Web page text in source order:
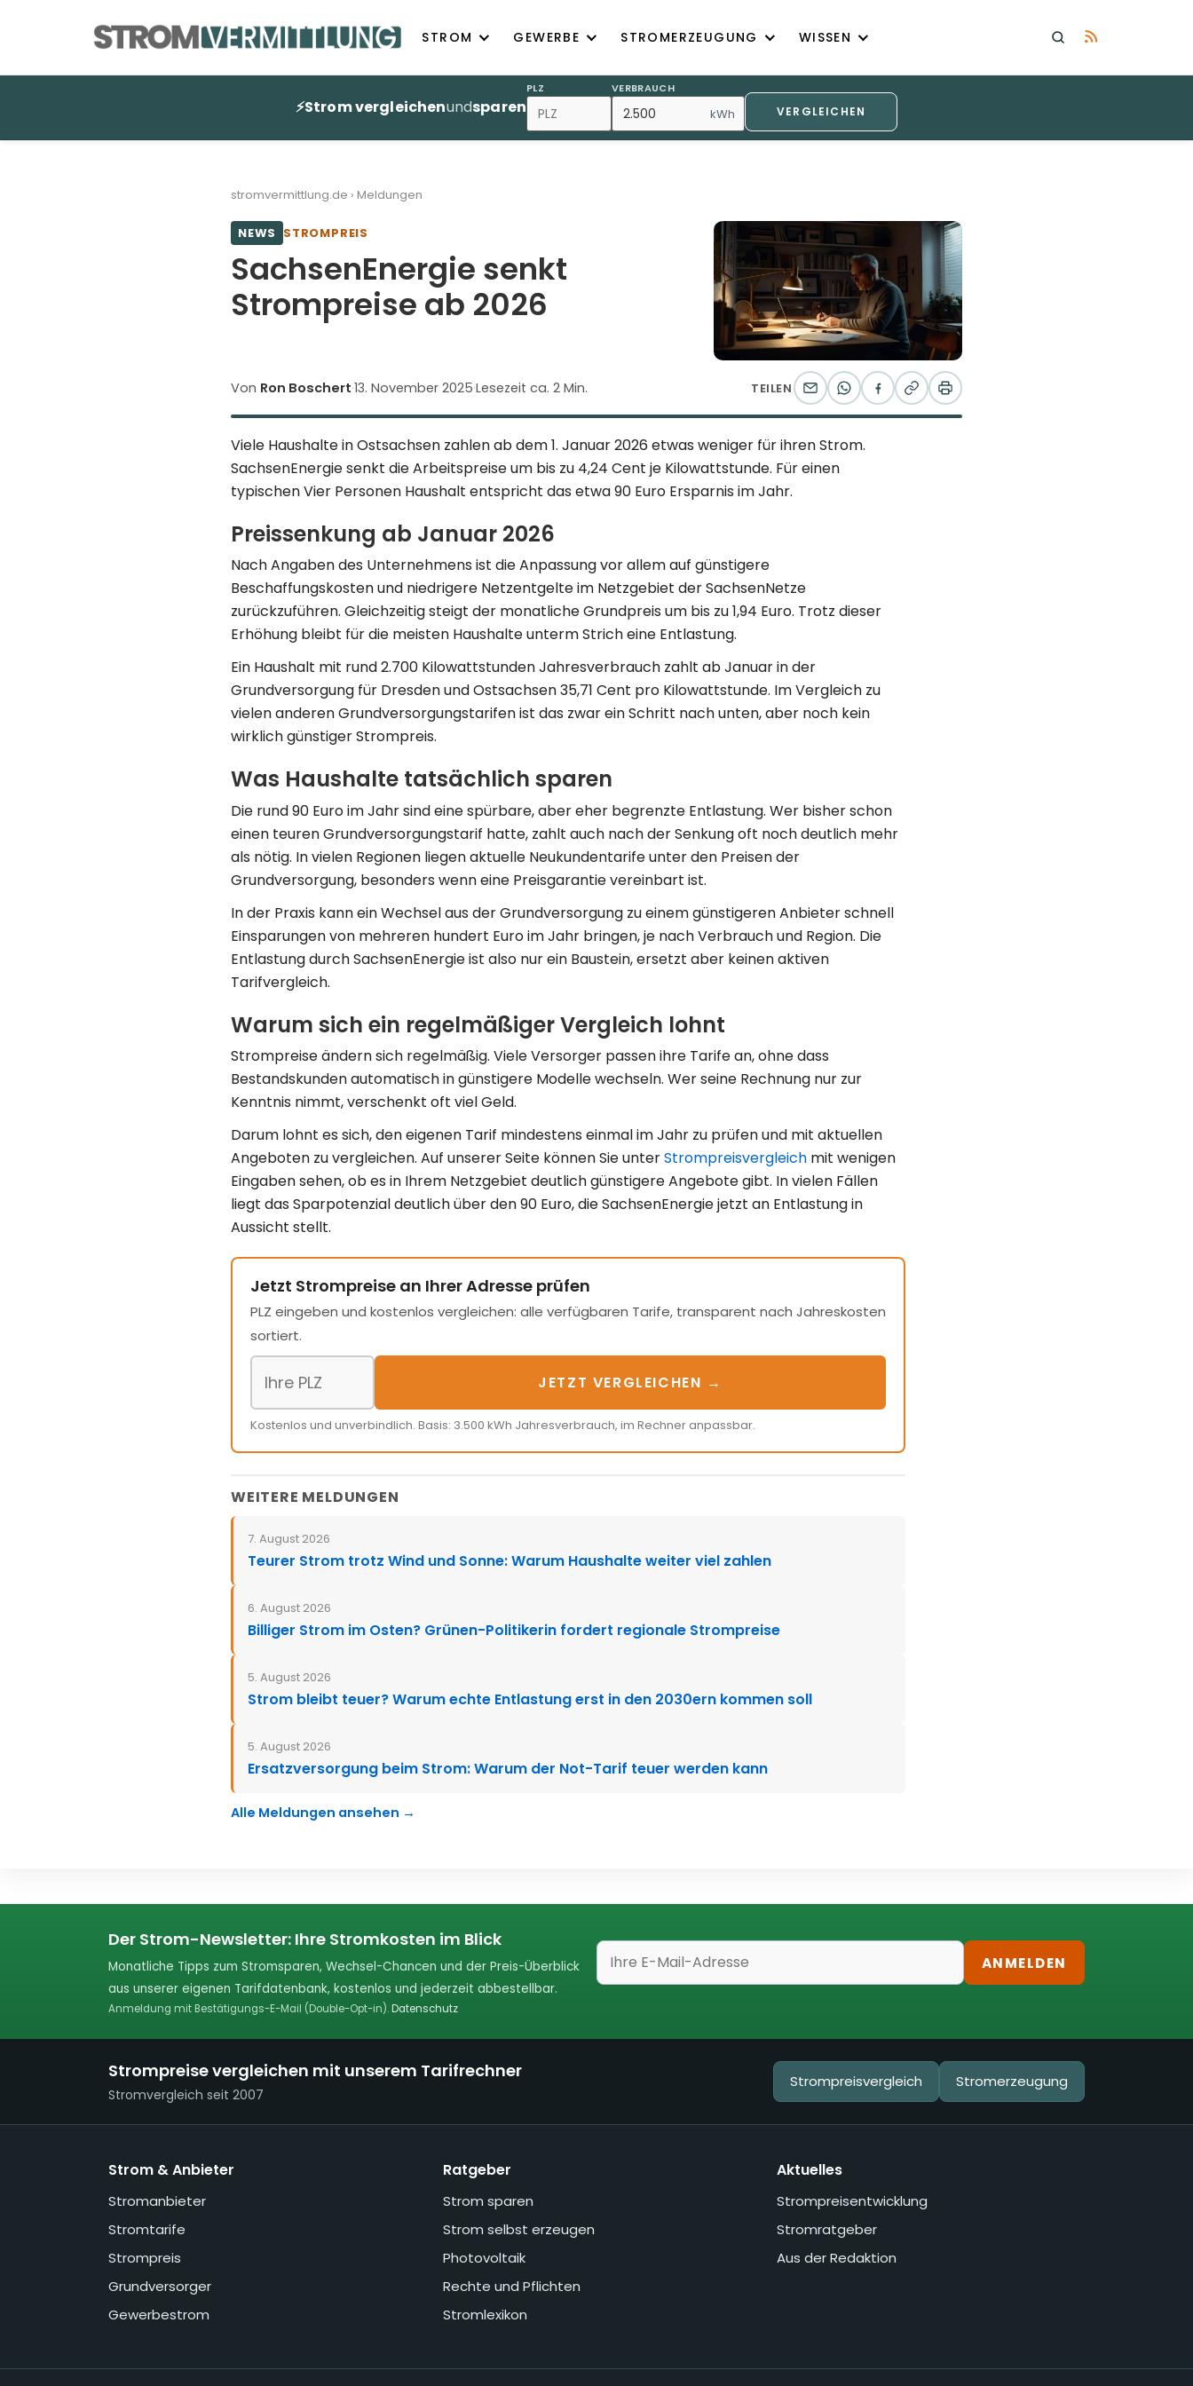
STROM GEWERBE STROMERZEUGUNG WISSEN
⚡Strom vergleichenundsparen
PLZ VERBRAUCH
kWh VERGLEICHEN
stromvermittlung.de › Meldungen
NEWS STROMPREIS
SachsenEnergie senkt
Strompreise ab 2026
Von Ron Boschert·13. November 2025·Lesezeit ca. 2 Min. TEILEN
Viele Haushalte in Ostsachsen zahlen ab dem 1. Januar 2026 etwas weniger für ihren Strom.
SachsenEnergie senkt die Arbeitspreise um bis zu 4,24 Cent je Kilowattstunde. Für einen
typischen Vier Personen Haushalt entspricht das etwa 90 Euro Ersparnis im Jahr.
Preissenkung ab Januar 2026
Nach Angaben des Unternehmens ist die Anpassung vor allem auf günstigere
Beschaffungskosten und niedrigere Netzentgelte im Netzgebiet der SachsenNetze
zurückzuführen. Gleichzeitig steigt der monatliche Grundpreis um bis zu 1,94 Euro. Trotz dieser
Erhöhung bleibt für die meisten Haushalte unterm Strich eine Entlastung.
Ein Haushalt mit rund 2.700 Kilowattstunden Jahresverbrauch zahlt ab Januar in der
Grundversorgung für Dresden und Ostsachsen 35,71 Cent pro Kilowattstunde. Im Vergleich zu
vielen anderen Grundversorgungstarifen ist das zwar ein Schritt nach unten, aber noch kein
wirklich günstiger Strompreis.
Was Haushalte tatsächlich sparen
Die rund 90 Euro im Jahr sind eine spürbare, aber eher begrenzte Entlastung. Wer bisher schon
einen teuren Grundversorgungstarif hatte, zahlt auch nach der Senkung oft noch deutlich mehr
als nötig. In vielen Regionen liegen aktuelle Neukundentarife unter den Preisen der
Grundversorgung, besonders wenn eine Preisgarantie vereinbart ist.
In der Praxis kann ein Wechsel aus der Grundversorgung zu einem günstigeren Anbieter schnell
Einsparungen von mehreren hundert Euro im Jahr bringen, je nach Verbrauch und Region. Die
Entlastung durch SachsenEnergie ist also nur ein Baustein, ersetzt aber keinen aktiven
Tarifvergleich.
Warum sich ein regelmäßiger Vergleich lohnt
Strompreise ändern sich regelmäßig. Viele Versorger passen ihre Tarife an, ohne dass
Bestandskunden automatisch in günstigere Modelle wechseln. Wer seine Rechnung nur zur
Kenntnis nimmt, verschenkt oft viel Geld.
Darum lohnt es sich, den eigenen Tarif mindestens einmal im Jahr zu prüfen und mit aktuellen
Angeboten zu vergleichen. Auf unserer Seite können Sie unterStrompreisvergleich mit wenigen
Eingaben sehen, ob es in Ihrem Netzgebiet deutlich günstigere Angebote gibt. In vielen Fällen
liegt das Sparpotenzial deutlich über den 90 Euro, die SachsenEnergie jetzt an Entlastung in
Aussicht stellt.
Jetzt Strompreise an Ihrer Adresse prüfen
PLZ eingeben und kostenlos vergleichen: alle verfügbaren Tarife, transparent nach Jahreskosten
sortiert.
JETZT VERGLEICHEN →
Kostenlos und unverbindlich. Basis: 3.500 kWh Jahresverbrauch, im Rechner anpassbar.
WEITERE MELDUNGEN
7. August 2026
Teurer Strom trotz Wind und Sonne: Warum Haushalte weiter viel zahlen
6. August 2026
Billiger Strom im Osten? Grünen-Politikerin fordert regionale Strompreise
5. August 2026
Strom bleibt teuer? Warum echte Entlastung erst in den 2030ern kommen soll
5. August 2026
Ersatzversorgung beim Strom: Warum der Not-Tarif teuer werden kann
Alle Meldungen ansehen →
Der Strom-Newsletter: Ihre Stromkosten im Blick
Monatliche Tipps zum Stromsparen, Wechsel-Chancen und der Preis-Überblick
aus unserer eigenen Tarifdatenbank, kostenlos und jederzeit abbestellbar.
ANMELDEN
Anmeldung mit Bestätigungs-E-Mail (Double-Opt-in).Datenschutz
Strompreise vergleichen mit unserem Tarifrechner
Stromvergleich seit 2007
Strompreisvergleich Stromerzeugung
Strom & Anbieter
Stromanbieter
Stromtarife
Strompreis
Grundversorger
Gewerbestrom
Ratgeber
Strom sparen
Strom selbst erzeugen
Photovoltaik
Rechte und Pflichten
Stromlexikon
Aktuelles
Strompreisentwicklung
Stromratgeber
Aus der Redaktion